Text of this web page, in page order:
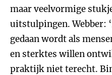
maar veelvormige
uitstulpingen. Webber:
gedaan wordt als
en sterktes willen
praktijk niet terecht.